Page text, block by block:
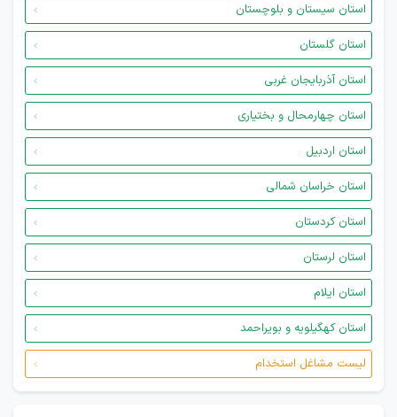
استان سیستان و بلوچستان
استان گلستان
استان آذربایجان غربی
استان چهارمحال و بختیاری
استان اردبیل
استان خراسان شمالی
استان کردستان
استان لرستان
استان ایلام
استان کهگیلویه و بویراحمد
لیست مشاغل استخدام